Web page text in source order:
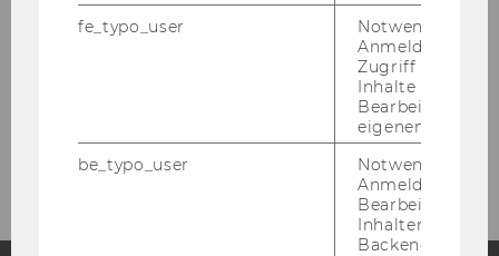
Über uns
Forschung
fe_typo_user
Notwendig für
Anmeldung und
Zugriff auf
Inhalte oder zur
Bearbeitung des
eigenen Profils.
be_typo_user
Notwendig für
Anmeldung und
Bearbeitung von
Inhalten im
Backend.